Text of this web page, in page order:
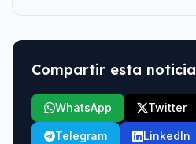
Compartir esta noticia
WhatsApp Twitter
Telegram LinkedIn